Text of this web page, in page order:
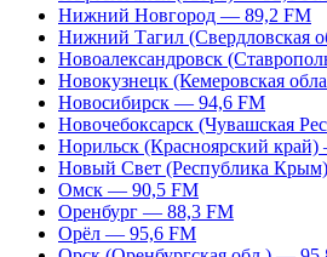
Нижний Новгород — 89,2 FM
Нижний Тагил (Свердловская
Новоалександровск
Новокузнецк (Кемеровская
Новосибирск — 94,6 FM
Новочебоксарск (Чувашская
Норильск (Красноярский
Новый Свет (Республика
Омск — 90,5 FM
Оренбург — 88,3 FM
Орёл — 95,6 FM